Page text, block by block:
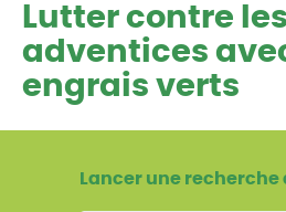
Lutter contre les
adventices
engrais verts
Lancer une recherche